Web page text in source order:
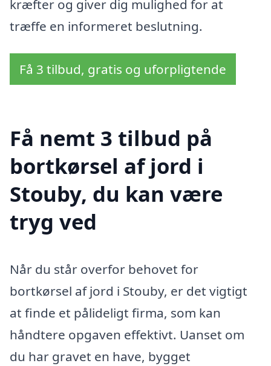
kræfter og giver dig mulighed for at
træffe en informeret beslutning.
Få 3 tilbud, gratis og uforpligtende
Få nemt 3 tilbud på
bortkørsel af jord i
Stouby, du kan være
tryg ved
Når du står overfor behovet for
bortkørsel af jord i Stouby, er det vigtigt
at finde et pålideligt firma, som kan
håndtere opgaven effektivt. Uanset om
du har gravet en have, bygget